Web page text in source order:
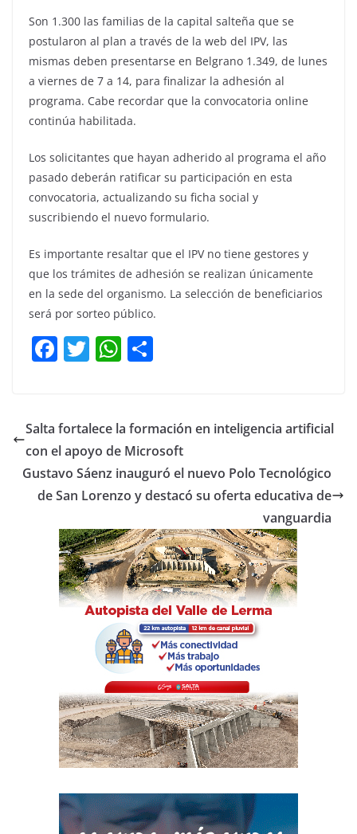
Son 1.300 las familias de la capital salteña que se
postularon al plan a través de la web del IPV, las
mismas deben presentarse en Belgrano 1.349, de lunes
a viernes de 7 a 14, para finalizar la adhesión al
programa. Cabe recordar que la convocatoria online
continúa habilitada.
Los solicitantes que hayan adherido al programa el año
pasado deberán ratificar su participación en esta
convocatoria, actualizando su ficha social y
suscribiendo el nuevo formulario.
Es importante resaltar que el IPV no tiene gestores y
que los trámites de adhesión se realizan únicamente
en la sede del organismo. La selección de beneficiarios
será por sorteo público.
F
e
b
o
o
k
T
er
W
s
A
p
p
p
ar
tir
Salta fortalece la formación en inteligencia artificial
con el apoyo de Microsoft
Gustavo Sáenz inauguró el nuevo Polo Tecnológico
de San Lorenzo y destacó su oferta educativa de
vanguardia